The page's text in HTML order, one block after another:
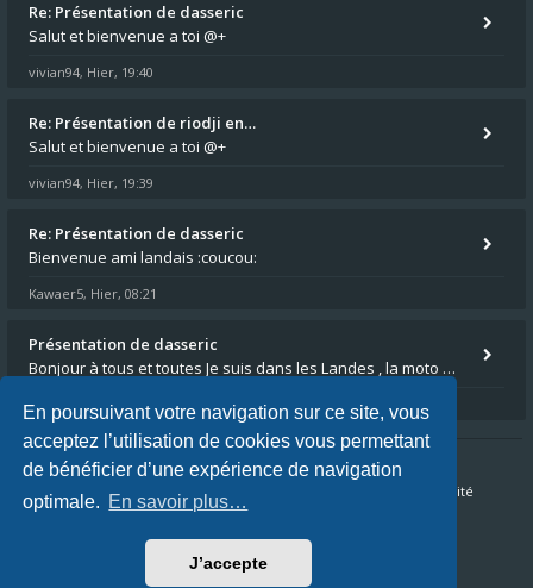
En poursuivant votre navigation sur ce site, vous
acceptez l’utilisation de cookies vous permettant
de bénéficier d’une expérience de navigation
optimale. En savoir plus…
J’accepte
Re: Présentation de dasseric
Salut et bienvenue a toi @+
vivian94, Hier, 19:40
Re: Présentation de riodji en…
Salut et bienvenue a toi @+
vivian94, Hier, 19:39
Re: Présentation de dasseric
Bienvenue ami landais :coucou:
Kawaer5, Hier, 08:21
Présentation de dasseric
Bonjour à tous et toutes Je suis dans les Landes , la moto appartient à ma fille et je suis désigné pour faire l'entreti
dasseric,05 août 2026, 13:40
Accueil du forum FAQ Confidentialité
Fuseau horaire sur